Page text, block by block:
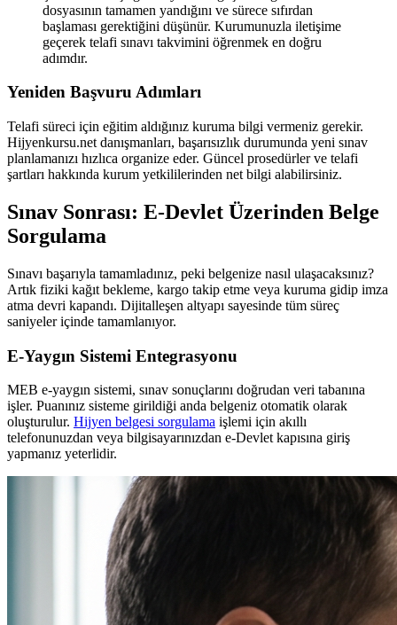
dosyasının tamamen yandığını ve sürece sıfırdan
başlaması gerektiğini düşünür. Kurumunuzla iletişime
geçerek telafi sınavı takvimini öğrenmek en doğru
adımdır.
Yeniden Başvuru Adımları
Telafi süreci için eğitim aldığınız kuruma bilgi vermeniz gerekir.
Hijyenkursu.net danışmanları, başarısızlık durumunda yeni sınav
planlamanızı hızlıca organize eder. Güncel prosedürler ve telafi
şartları hakkında kurum yetkililerinden net bilgi alabilirsiniz.
Sınav Sonrası: E-Devlet Üzerinden Belge
Sorgulama
Sınavı başarıyla tamamladınız, peki belgenize nasıl ulaşacaksınız?
Artık fiziki kağıt bekleme, kargo takip etme veya kuruma gidip imza
atma devri kapandı. Dijitalleşen altyapı sayesinde tüm süreç
saniyeler içinde tamamlanıyor.
E-Yaygın Sistemi Entegrasyonu
MEB e-yaygın sistemi, sınav sonuçlarını doğrudan veri tabanına
işler. Puanınız sisteme girildiği anda belgeniz otomatik olarak
oluşturulur. Hijyen belgesi sorgulama işlemi için akıllı
telefonunuzdan veya bilgisayarınızdan e-Devlet kapısına giriş
yapmanız yeterlidir.